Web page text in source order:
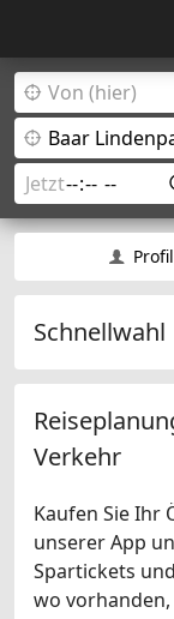
Profil
Schnellwahl
Verkehr
Kaufen Sie Ihr
unserer App
Spartickets
wo